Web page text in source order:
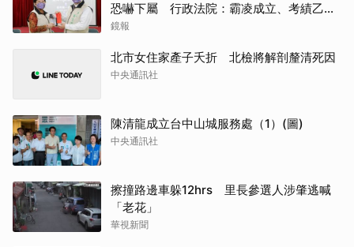
恐嚇下屬 行政法院：霸凌成立、考績乙等
沒給錯
鏡報
北市女住家產子夭折 北檢將解剖釐清死因
中央通訊社
陳清龍成立台中山城服務處（1）(圖)
中央通訊社
擦撞路邊車躲12hrs 里長參選人涉肇逃喊
「老花」
華視新聞